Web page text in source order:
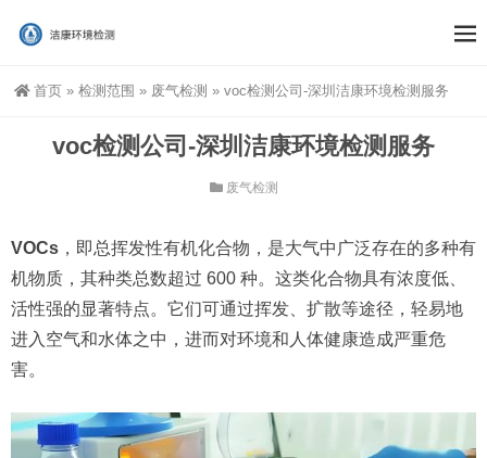
首页 » 检测范围 » 废气检测 » voc检测公司-深圳洁康环境检测服务
voc检测公司-深圳洁康环境检测服务
废气检测
VOCs ，即总挥发性有机化合物，是大气中广泛存在的多种有
机物质，其种类总数超过 600 种。这类化合物具有浓度低、
活性强的显著特点。它们可通过挥发、扩散等途径，轻易地
进入空气和水体之中，进而对环境和人体健康造成严重危
害。